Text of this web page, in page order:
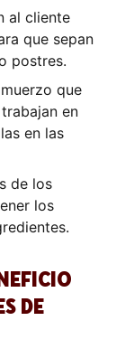
al cliente
que sepan
postres.
que
en
en las
de los
los
DE